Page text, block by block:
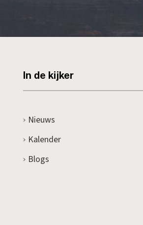
In de kijker
Nieuws
Kalender
Blogs